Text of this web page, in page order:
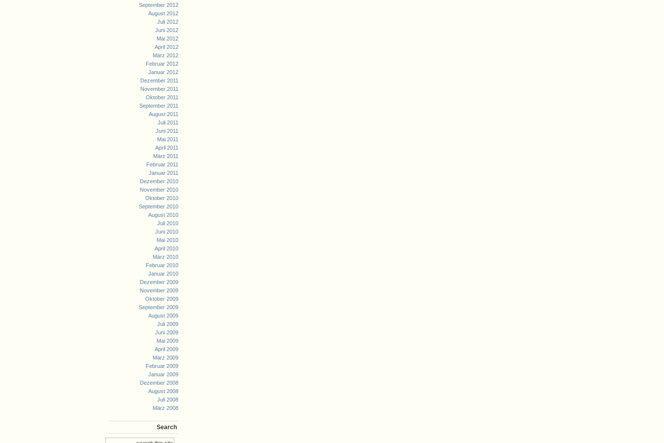
September 2012
August 2012
Juli 2012
Juni 2012
Mai 2012
April 2012
März 2012
Februar 2012
Januar 2012
Dezember 2011
November 2011
Oktober 2011
September 2011
August 2011
Juli 2011
Juni 2011
Mai 2011
April 2011
März 2011
Februar 2011
Januar 2011
Dezember 2010
November 2010
Oktober 2010
September 2010
August 2010
Juli 2010
Juni 2010
Mai 2010
April 2010
März 2010
Februar 2010
Januar 2010
Dezember 2009
November 2009
Oktober 2009
September 2009
August 2009
Juli 2009
Juni 2009
Mai 2009
April 2009
März 2009
Februar 2009
Januar 2009
Dezember 2008
August 2008
Juli 2008
März 2008
Search